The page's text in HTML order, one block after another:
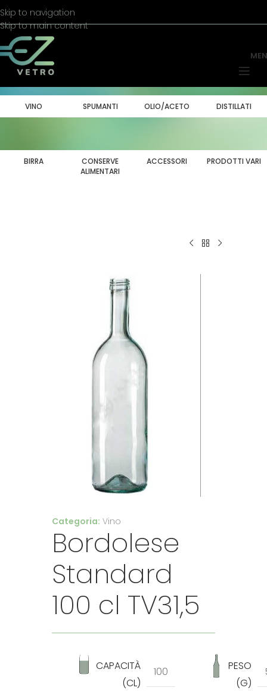
Skip to navigation
Skip to main content
VINO SPUMANTI OLIO/ACETO DISTILLATI
BIRRA
CONSERVE
ALIMENTARI
ACCESSORI PRODOTTI VARI
Categoria: Vino
Bordolese
Standard
100 cl TV31,5
CAPACITÀ
(CL)
100
PESO
(G)